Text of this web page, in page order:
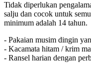
Tidak diperlukan
salju dan cocok untuk
minimum adalah 14 tahun.
- Pakaian musim dingin
- Kacamata hitam / krim
- Ransel harian dengan